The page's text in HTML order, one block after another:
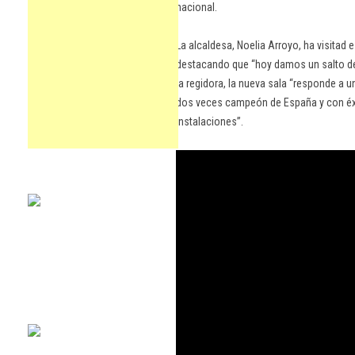
nacional.
La alcaldesa, Noelia Arroyo, ha
destacando que “hoy damos un salto
la regidora, la nueva sala “responde a
dos veces campeón de España y con
instalaciones”.